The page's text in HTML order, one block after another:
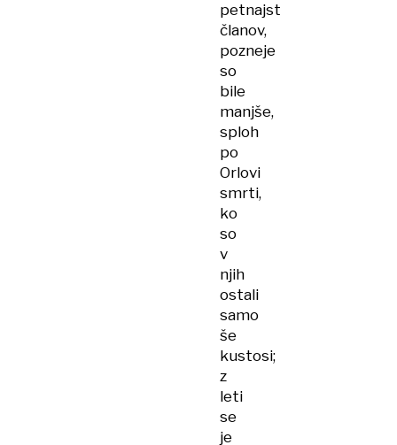
petnajst
članov,
pozneje
so
bile
manjše,
sploh
po
Orlovi
smrti,
ko
so
v
njih
ostali
samo
še
kustosi;
z
leti
se
je